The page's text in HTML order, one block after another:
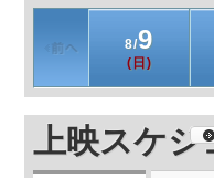
8/9
(日)
上映スケジ